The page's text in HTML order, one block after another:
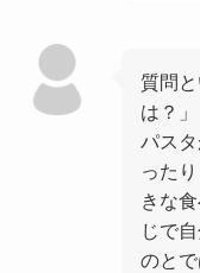
質問
は？
パス
った
きな
じで
のと